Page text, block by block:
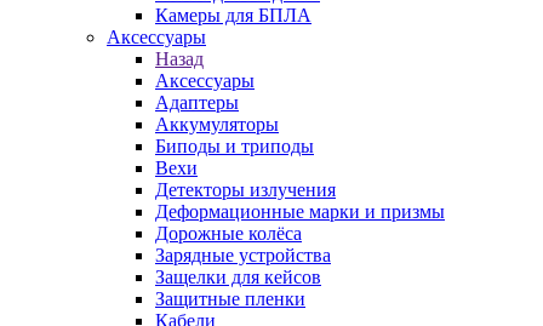
Камеры для БПЛА
Аксессуары
Назад
Аксессуары
Адаптеры
Аккумуляторы
Биподы и триподы
Вехи
Детекторы излучения
Деформационные марки и призмы
Дорожные колёса
Зарядные устройства
Защелки для кейсов
Защитные пленки
Кабели